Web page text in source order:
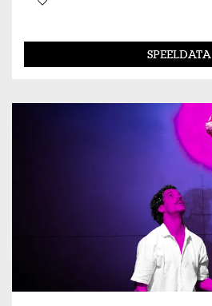
SPEELDATA